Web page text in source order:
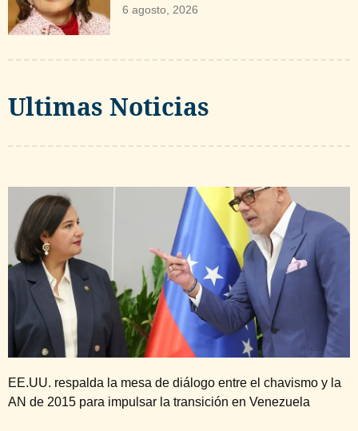
6 agosto, 2026
Ultimas Noticias
EE.UU. respalda la mesa de diálogo entre el chavismo y la
AN de 2015 para impulsar la transición en Venezuela